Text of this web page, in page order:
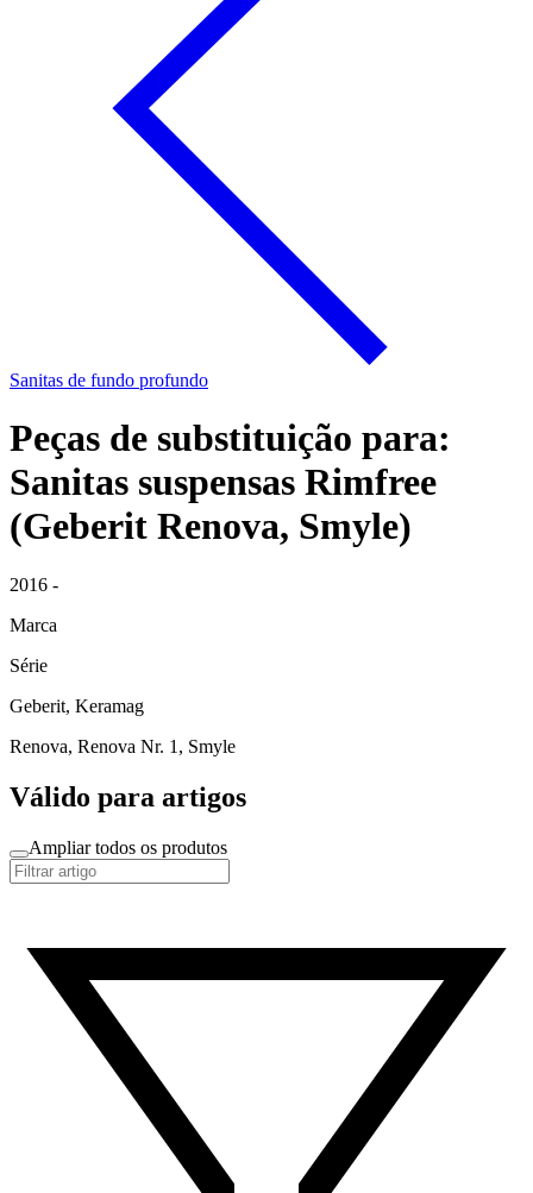
Sanitas de fundo profundo
Peças de substituição para:
Sanitas suspensas Rimfree
(Geberit Renova, Smyle)
2016 -
Marca
Série
Geberit, Keramag
Renova, Renova Nr. 1, Smyle
Válido para artigos
Ampliar todos os produtos